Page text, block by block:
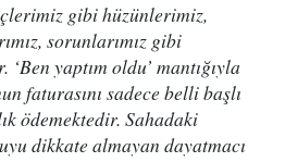
gibi hüzünlerimiz,
sorunlarımız gibi
yaptım oldu’ mantığıyla
faturasını sadece belli başlı
ödemektedir. Sahadaki
dikkate almayan dayatmacı